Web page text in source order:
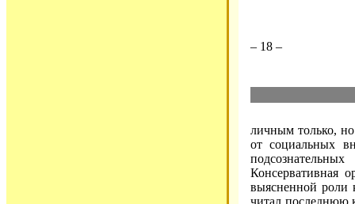
– 18 –
личным только,
от социальных
Консервативная
выясненной роли
читал последнюю